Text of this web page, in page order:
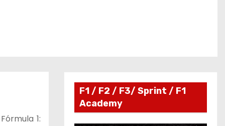
1:
F1 / F2 / F3/ Sprint / F1
Academy